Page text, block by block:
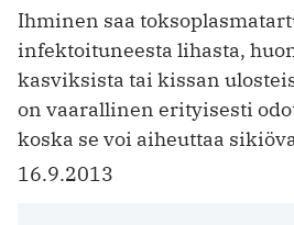
Ihminen saa
infektoituneesta lihasta,
kasviksista tai kissan
on vaarallinen erityisesti
koska se voi aiheuttaa
16.9.2013